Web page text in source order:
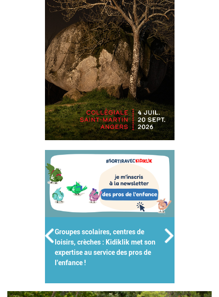
Groupes scolaires, centres de
loisirs, crèches : Kidiklik met son
expertise au service des pros de
l'enfance !